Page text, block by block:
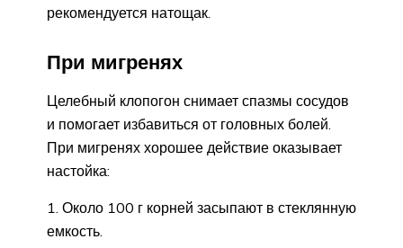
рекомендуется натощак.
При мигренях
Целебный клопогон снимает спазмы сосудов
и помогает избавиться от головных болей.
При мигренях хорошее действие оказывает
настойка:
Около 100 г корней засыпают в стеклянную
емкость.